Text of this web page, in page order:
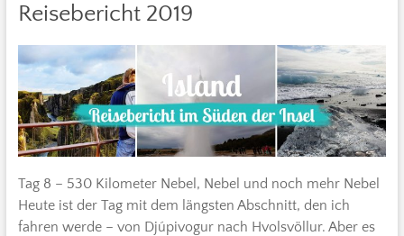
Reisebericht 2019
Tag 8 – 530 Kilometer Nebel, Nebel und noch mehr Nebel
Heute ist der Tag mit dem längsten Abschnitt, den ich
fahren werde – von Djúpivogur nach Hvolsvöllur. Aber es